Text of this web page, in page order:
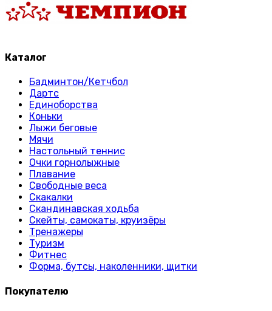
Каталог
Бадминтон/Кетчбол
Дартс
Единоборства
Коньки
Лыжи беговые
Мячи
Настольный теннис
Очки горнолыжные
Плавание
Свободные веса
Скакалки
Скандинавская ходьба
Скейты, самокаты, круизёры
Тренажеры
Туризм
Фитнес
Форма, бутсы, наколенники, щитки
Покупателю